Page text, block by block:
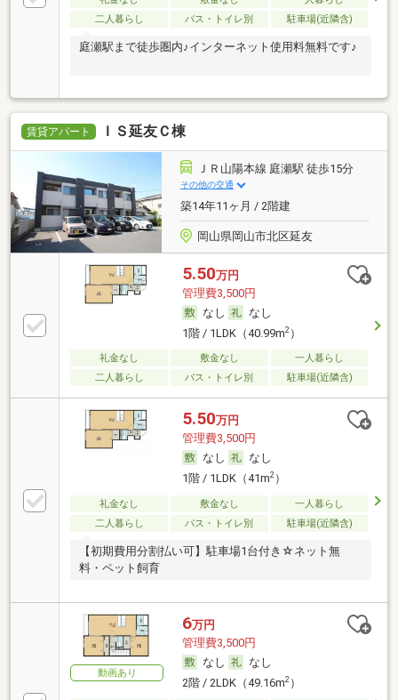
二人暮らし
バス・トイレ別 駐車場(近隣含)
庭瀬駅まで徒歩圏内♪インターネット使用料無料です♪
賃貸アパート ＩＳ延友Ｃ棟
ＪＲ山陽本線 庭瀬駅 徒歩15分
その他の交通
築14年11ヶ月 / 2階建
岡山県岡山市北区延友
5.50万円
管理費3,500円
なし
なし
1階 / 1LDK（40.99m2）
礼金なし 敷金なし
一人暮らし
二人暮らし
バス・トイレ別 駐車場(近隣含)
5.50万円
管理費3,500円
なし
なし
1階 / 1LDK（41m2）
礼金なし 敷金なし
一人暮らし
二人暮らし
バス・トイレ別 駐車場(近隣含)
【初期費用分割払い可】駐車場1台付き☆ネット無
料・ペット飼育
動画あり
6万円
管理費3,500円
なし
なし
2階 / 2LDK（49.16m2）